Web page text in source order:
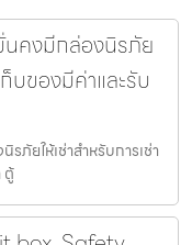
นคงมีกล่องนิรภัย
ก็บของมีค่าและรับ
ภัยให้เช่าสำหรับการเช่า
ตู้